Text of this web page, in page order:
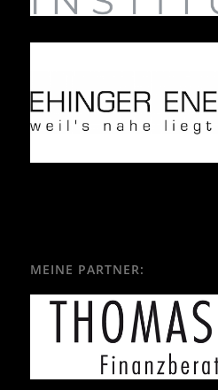
MEINE PARTNER: